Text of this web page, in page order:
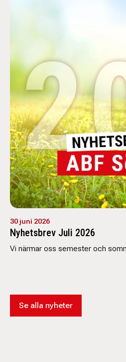
30 juni 2026
Nyhetsbrev Juli 2026
Vi närmar oss semester och
Se alla nyheter